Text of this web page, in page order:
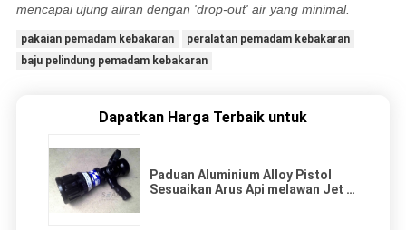
mencapai ujung aliran dengan 'drop-out' air yang minimal.
pakaian pemadam kebakaran
peralatan pemadam kebakaran
baju pelindung pemadam kebakaran
Dapatkan Harga Terbaik untuk
Paduan Aluminium Alloy Pistol
Sesuaikan Arus Api melawan Jet /